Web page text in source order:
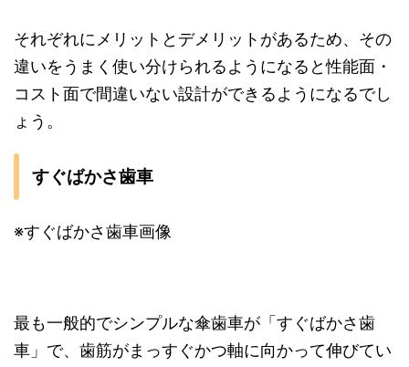
それぞれにメリットとデメリットがあるため、その
違いをうまく使い分けられるようになると性能面・
コスト面で間違いない設計ができるようになるでし
ょう。
すぐばかさ歯車
※すぐばかさ歯車画像
最も一般的でシンプルな傘歯車が「すぐばかさ歯
車」で、歯筋がまっすぐかつ軸に向かって伸びてい